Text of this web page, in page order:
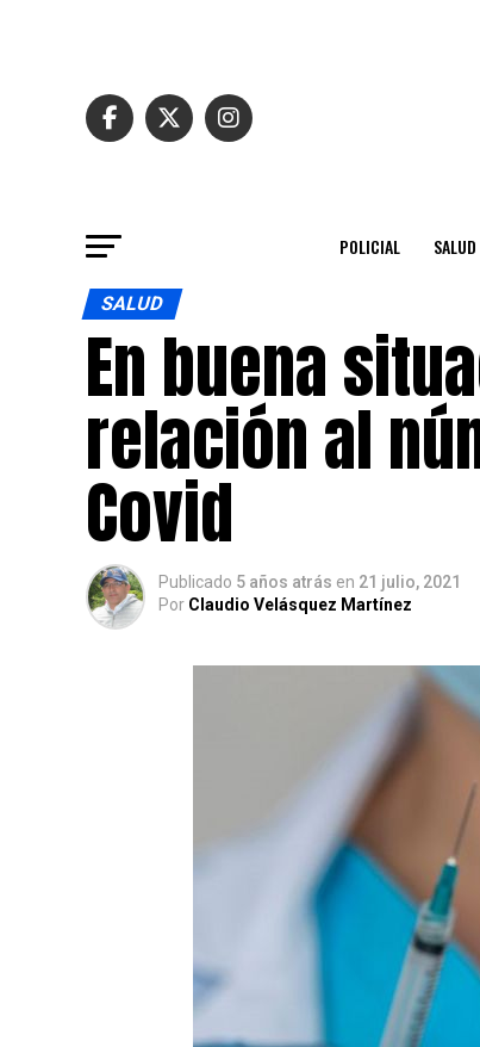
POLICIAL SALUD
SALUD
En buena
relación al
Covid
Publicado 5 años atrás en 21 julio, 2021
Por Claudio Velásquez Martínez